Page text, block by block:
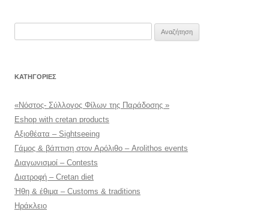
KΑΤΗΓΟΡΊΕΣ
«Νόστος- Σύλλογος Φίλων της Παράδοσης »
Eshop with cretan products
Αξιοθέατα – Sightseeing
Γάμος & βάπτιση στον Αρόλιθο – Arolithos events
Διαγωνισμοί – Contests
Διατροφή – Cretan diet
Ήθη & έθιμα – Customs & traditions
Ηράκλειο